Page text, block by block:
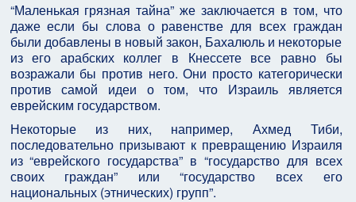
“Маленькая грязная тайна” же заключается в том, что
даже если бы слова о равенстве для всех граждан
были добавлены в новый закон, Бахалюль и некоторые
из его арабских коллег в Кнессете все равно бы
возражали бы против него. Они просто категорически
против самой идеи о том, что Израиль является
еврейским государством.
Некоторые из них, например, Ахмед Тиби,
последовательно призывают к превращению Израиля
из “еврейского государства” в “государство для всех
своих граждан” или “государство всех его
национальных (этнических) групп”.